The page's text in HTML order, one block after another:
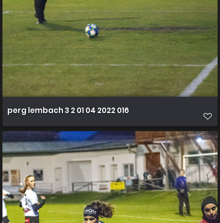
perg lembach 3 2 01 04 2022 016